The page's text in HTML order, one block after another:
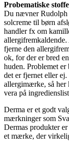
Probematiske
Du nævner Rudolph
solcreme til børn
handler fx om
fjerne den
ok, for der er bred
huden. Problemet er
det er fjernet eller
allergimærke, så her
vera på
Derma er et godt
mærkninger som
Dermas produkter
et mærke, der